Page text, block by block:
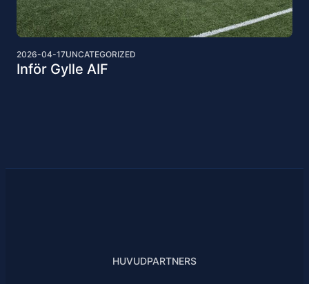
2026-04-17UNCATEGORIZED
Inför Gylle AIF
HUVUDPARTNERS